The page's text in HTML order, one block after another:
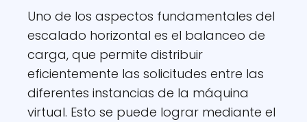
Uno de los aspectos fundamentales del
escalado horizontal es el balanceo de
carga, que permite distribuir
eficientemente las solicitudes entre las
diferentes instancias de la máquina
virtual. Esto se puede lograr mediante el